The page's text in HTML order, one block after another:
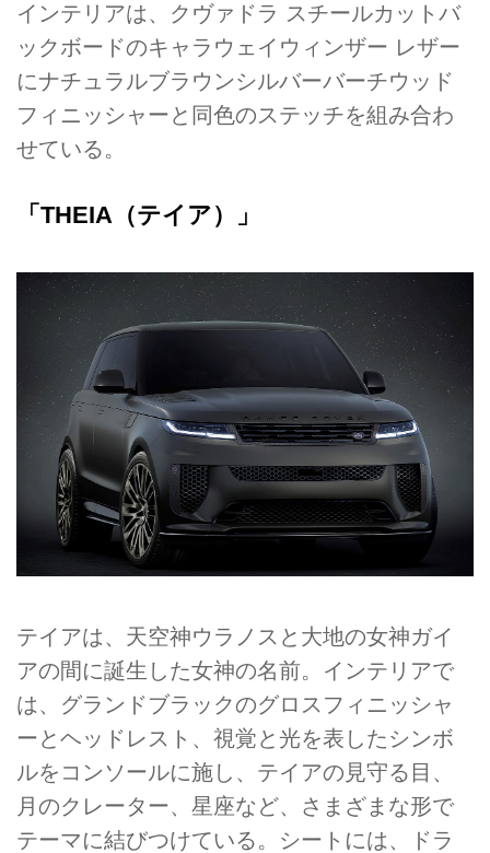
インテリアは、クヴァドラ スチールカットバ
ックボードのキャラウェイウィンザー レザー
にナチュラルブラウンシルバーバーチウッド
フィニッシャーと同色のステッチを組み合わ
せている。
「THEIA（テイア）」
テイアは、天空神ウラノスと大地の女神ガイ
アの間に誕生した女神の名前。インテリアで
は、グランドブラックのグロスフィニッシャ
ーとヘッドレスト、視覚と光を表したシンボ
ルをコンソールに施し、テイアの見守る目、
月のクレーター、星座など、さまざまな形で
テーマに結びつけている。シートには、ドラ